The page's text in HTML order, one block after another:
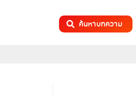
ค้นหาบทความ